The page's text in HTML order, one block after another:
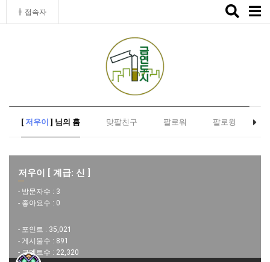
접속자
Toggle
[ 저우이 ] 님의 홈 맞팔친구 팔로워 팔로윙
저우이 [ 계급: 신 ]
- 방문자수 : 3
- 좋아요수 : 0
- 포인트 : 35,021
- 게시물수 : 891
- 코멘트수 : 22,320